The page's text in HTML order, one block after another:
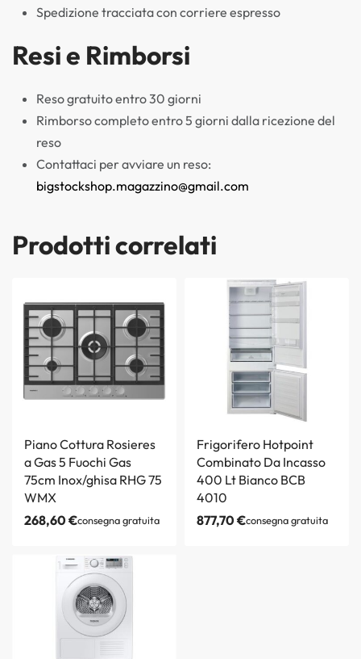
Spedizione tracciata con corriere espresso
Resi e Rimborsi
Reso gratuito entro 30 giorni
Rimborso completo entro 5 giorni dalla ricezione del
reso
Contattaci per avviare un reso:
bigstockshop.magazzino@gmail.com
Prodotti correlati
Piano Cottura Rosieres
a Gas 5 Fuochi Gas
75cm Inox/ghisa RHG 75
WMX
268,60€consegna gratuita
Frigorifero Hotpoint
Combinato Da Incasso
400 Lt Bianco BCB
4010
877,70€consegna gratuita